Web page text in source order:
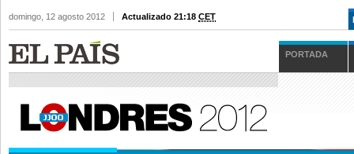
domingo, 12 agosto 2012 Actualizado 21:18 CET
PORTADA